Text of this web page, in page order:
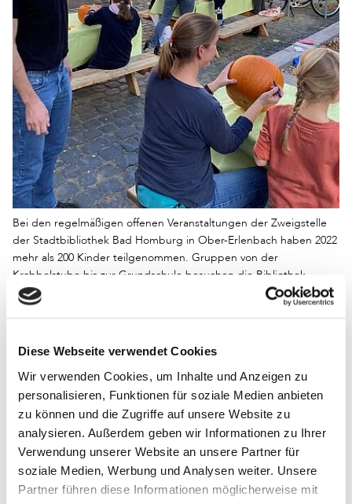
Diese Webseite verwendet Cookies
Wir verwenden Cookies, um Inhalte und Anzeigen zu
personalisieren, Funktionen für soziale Medien anbieten
zu können und die Zugriffe auf unsere Website zu
analysieren. Außerdem geben wir Informationen zu Ihrer
Verwendung unserer Website an unsere Partner für
soziale Medien, Werbung und Analysen weiter. Unsere
Partner führen diese Informationen möglicherweise mit
Bei den regelmäßigen offenen Veranstaltungen der Zweigstelle
der Stadtbibliothek Bad Homburg in Ober-Erlenbach haben 2022
mehr als 200 Kinder teilgenommen. Gruppen von der
Krabbelstube bis zur Grundschule besuchen die Bibliothek
regelmäßig.
sie die Botschafter in die Familien sind. In
Zusammenarbeit mit den Nachbarn und den
ortsansässigen Vereinen gilt es, neue Vernetzungen
herzustellen und damit ein vielfältiges Angebot zu
schaffen.
Im Erdgeschoss treffen sich regelmäßig Lernende oder
Planungsgruppen des Mehrgenerationenprojekts. In den
Vormittagsstunden wird der Raum auch als Alternative zum